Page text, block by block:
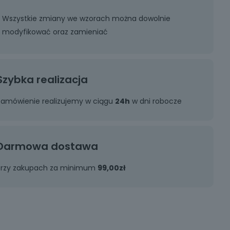
Wszystkie zmiany we wzorach można dowolnie
modyfikować oraz zamieniać
realizacja
realizujemy w ciągu 24h w dni robocze
dostawa
zakupach za minimum 99,00zł